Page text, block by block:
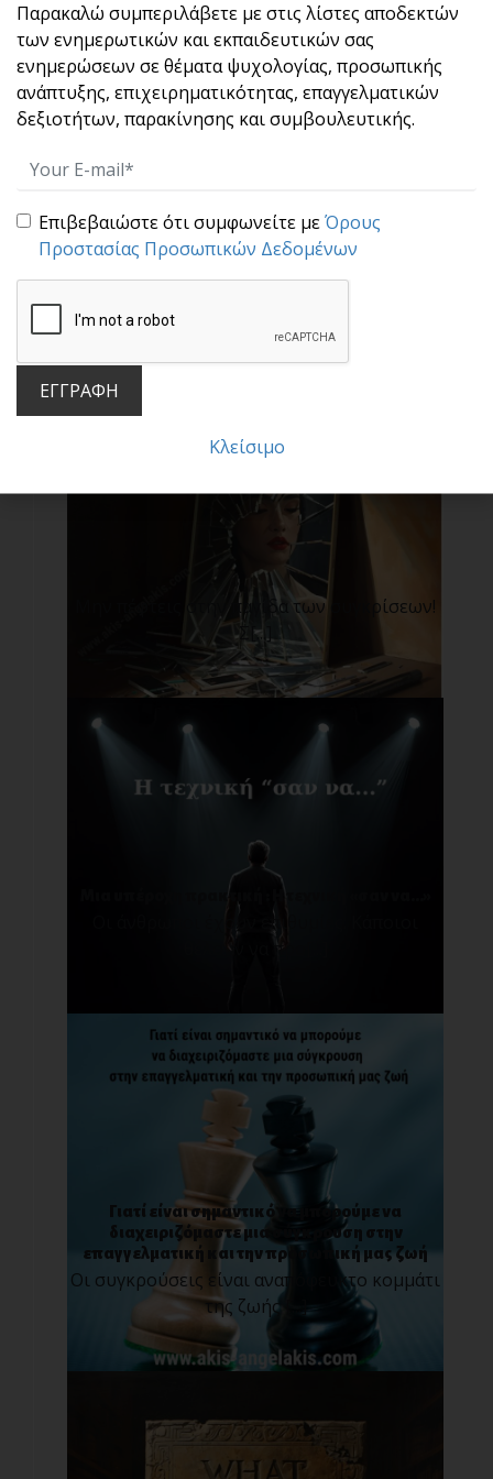
χτίζει αυτοκυριαρχία και ωριμότητα ηγεσίας.
Πολλές φορές, αυτό που καταστρέφει μια
σχέση, μια [...]
Μην πέφτεις στην παγίδα των συγκρίσεων!
Σ[...]
Οι άνθρωποι έχουν επιθυμίες. Κάποιοι
θέλουν να προ[...]
Γιατί είναι σημαντικό να μπορούμε να
διαχειριζόμαστε μια σύγκρουση στην
επαγγελματική και την προσωπική μας ζωή
Οι συγκρούσεις είναι αναπόφευκτο κομμάτι
της ζωής [...]
Παρακαλώ συμπεριλάβετε με στις λίστες αποδεκτών
των ενημερωτικών και εκπαιδευτικών σας
ενημερώσεων σε θέματα ψυχολογίας, προσωπικής
ανάπτυξης, επιχειρηματικότητας, επαγγελματικών
δεξιοτήτων, παρακίνησης και συμβουλευτικής.
Επιβεβαιώστε ότι συμφωνείτε μεΌρους
Προστασίας Προσωπικών Δεδομένων
ΕΓΓΡΑΦΗ
Κλείσιμο